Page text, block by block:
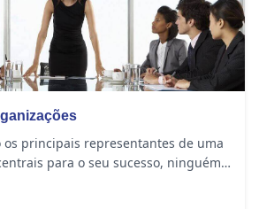
os principais representantes de uma
para o seu sucesso, ninguém